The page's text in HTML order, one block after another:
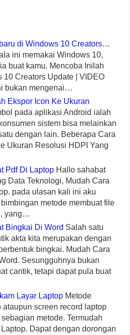
di Windows 10 Creators…
ini memakai Windows 10,
buat kamu. Mencoba Inilah
10 Creators Update | VIDEO
bukan mengenai…
Ekspor Icon Ke Ukuran
pada aplikasi Android ialah
sistem bisa melainkan
dengan lain. Beberapa Cara
Ukuran Resolusi HDPI Yang
Pdf Di Laptop Hallo sahabat
Data Teknologi, Mudah Cara
pada ulasan kali ini aku
metode membuat file
yang…
Bingkai Di Word Salah satu
akta kita merupakan dengan
bingkai. Mudah Cara
Sesungguhnya bukan
cantik, tetapi dapat pula buat
Layar Laptop Metode
ataupun screen record laptop
metode. Termudah
Dapat dengan dorongan